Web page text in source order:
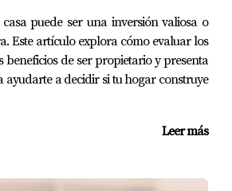
puede ser una inversión valiosa o
Este artículo explora cómo evaluar los
beneficios de ser propietario y presenta
ayudarte a decidir si tu hogar construye
Leer más